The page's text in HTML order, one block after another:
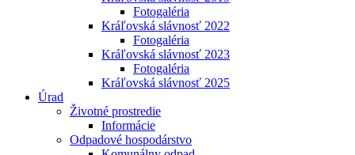
Fotogaléria
Kráľovská slávnosť 2022
Fotogaléria
Kráľovská slávnosť 2023
Fotogaléria
Kráľovská slávnosť 2025
Úrad
Životné prostredie
Informácie
Odpadové hospodárstvo